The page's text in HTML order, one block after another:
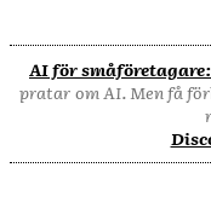
AI för
pratar om AI. Men få